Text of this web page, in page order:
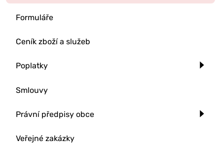
Formuláře
Ceník zboží a služeb
Poplatky
Smlouvy
Právní předpisy obce
Veřejné zakázky